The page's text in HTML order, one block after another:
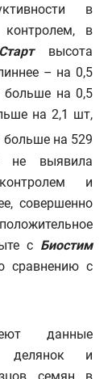
в
в
высота
– на 0,5
больше на 0,5
на 2,1 шт,
на 529
не выявила
и
совершенно
с Биостим
сравнению с
данные
делянок и
семян в